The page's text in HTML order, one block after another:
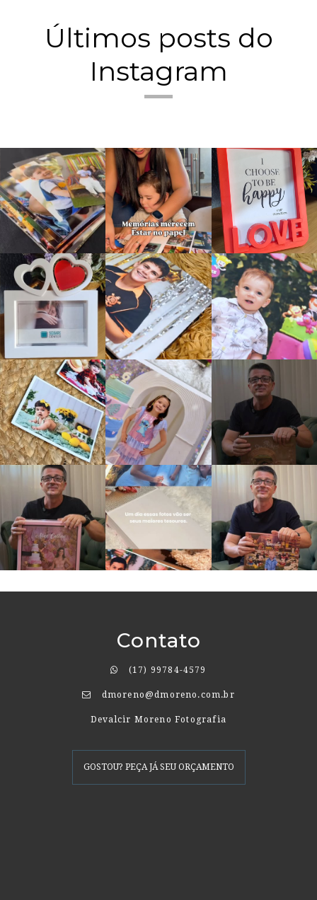
Últimos posts do
Instagram
Contato
(17) 99784-4579
dmoreno@dmoreno.com.br
Devalcir Moreno Fotografia
GOSTOU? PEÇA JÁ SEU ORÇAMENTO